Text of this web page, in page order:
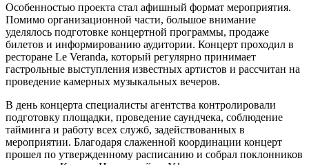
Особенностью проекта стал афишный формат мероприятия.
Помимо организационной части, большое внимание
уделялось подготовке концертной программы, продаже
билетов и информированию аудитории. Концерт проходил в
ресторане Le Veranda, который регулярно принимает
гастрольные выступления известных артистов и рассчитан на
проведение камерных музыкальных вечеров.
В день концерта специалисты агентства контролировали
подготовку площадки, проведение саундчека, соблюдение
тайминга и работу всех служб, задействованных в
мероприятии. Благодаря слаженной координации концерт
прошел по утвержденному расписанию и собрал поклонников